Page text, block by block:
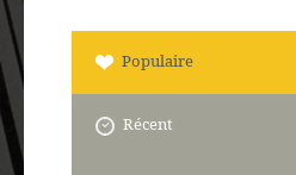
Populaire
Récent